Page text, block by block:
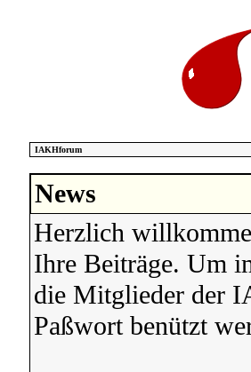
IAKHforum
News
Herzlich
Ihre Beiträge. Um
die Mitglieder der
Paßwort benützt